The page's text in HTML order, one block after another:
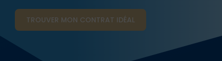
TROUVER MON CONTRAT​ IDÉAL